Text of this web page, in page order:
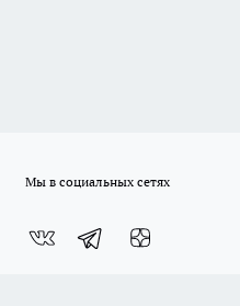
Мы в социальных сетях